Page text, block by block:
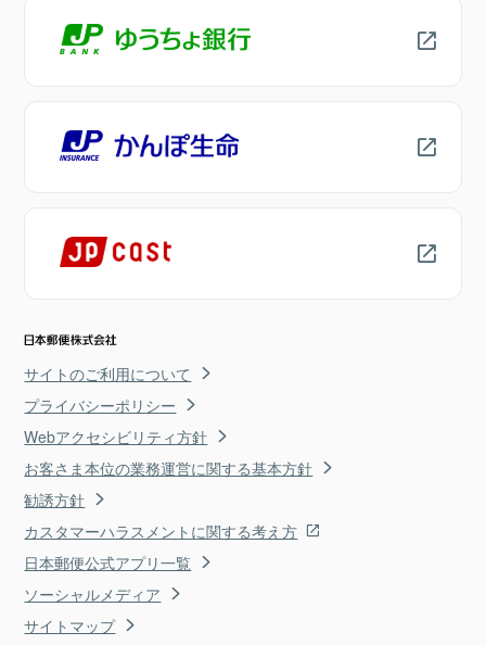
サイトのご利用について
プライバシーポリシー
Webアクセシビリティ方針
お客さま本位の業務運営に関する基本方針
勧誘方針
カスタマーハラスメントに関する考え方
日本郵便公式アプリ一覧
ソーシャルメディア
サイトマップ